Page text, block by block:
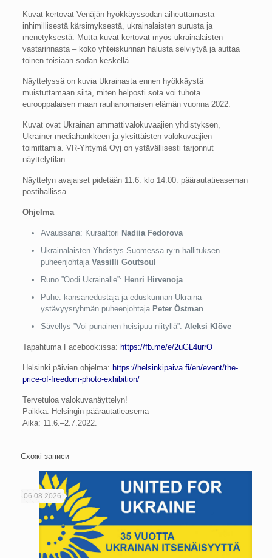
Kuvat kertovat Venäjän hyökkäyssodan aiheuttamasta
inhimillisestä kärsimyksestä, ukrainalaisten surusta ja
menetyksestä. Mutta kuvat kertovat myös ukrainalaisten
vastarinnasta – koko yhteiskunnan halusta selviytyä ja auttaa
toinen toisiaan sodan keskellä.
Näyttelyssä on kuvia Ukrainasta ennen hyökkäystä
muistuttamaan siitä, miten helposti sota voi tuhota
eurooppalaisen maan rauhanomaisen elämän vuonna 2022.
Kuvat ovat Ukrainan ammattivalokuvaajien yhdistyksen,
Ukraїner-mediahankkeen ja yksittäisten valokuvaajien
toimittamia. VR-Yhtymä Oyj on ystävällisesti tarjonnut
näyttelytilan.
Näyttelyn avajaiset pidetään 11.6. klo 14.00. päärautatieaseman
postihallissa.
Ohjelma
Avaussana: Kuraattori Nadiia Fedorova
Ukrainalaisten Yhdistys Suomessa ry:n hallituksen
puheenjohtajaVassilli Goutsoul
Runo ”Oodi Ukrainalle”: Henri Hirvenoja
Puhe: kansanedustaja ja eduskunnan Ukraina-
ystävyysryhmän puheenjohtaja Peter Östman
Sävellys ”Voi punainen heisipuu niityllä”:Aleksi Klöve
Tapahtuma Facebook:issa: https://fb.me/e/2uGL4urrO
Helsinki päivien ohjelma: https://helsinkipaiva.fi/en/event/the-
price-of-freedom-photo-exhibition/
Tervetuloa valokuvanäyttelyn!
Paikka: Helsingin päärautatieasema
Aika: 11.6.–2.7.2022.
Схожі записи
06.08.2026